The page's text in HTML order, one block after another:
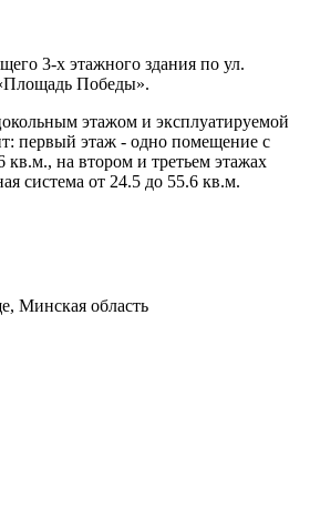
3-х этажного здания по ул.
Победы».
этажом и эксплуатируемой
первый этаж - одно помещение с
на втором и третьем этажах
система от 24.5 до 55.6 кв.м.
Минская область